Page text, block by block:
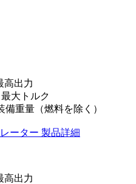
高出力
最大トルク
備重量（燃料を除く）
ーター 製品詳細
高出力